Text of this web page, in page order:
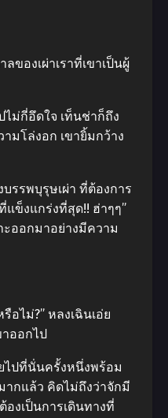
ของเผ่าเราที่เขาเป็นผู้
ไม่กี่อึดใจ เท็นช่าก็ถึง
มโล่งอก เขายิ้มกว้าง
รรพบุรุษเผ่า ที่ต้องการ
แข็งแกร่งที่สุด!! ฮ่าๆๆ”
ออกมาอย่างมีความ
อไม่?” หลงเฉินเอ่ย
ออกไป
ยไปที่นั่นครั้งหนึ่งพร้อม
กแล้ว คิดไม่ถึงว่าจักมี
งเป็นการเดินทางที่